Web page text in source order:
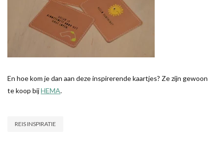
En hoe kom je dan aan deze inspirerende kaartjes? Ze zijn gewoon
te koop bijHEMA.
REIS INSPIRATIE